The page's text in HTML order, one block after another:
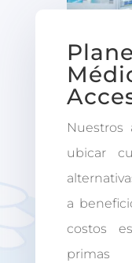
ubicar
a
costos
primas